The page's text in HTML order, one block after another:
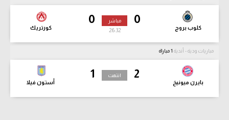
0
كلوب بروج
0
كورتريك
مباشر
26:33
مباريات ودية - أندية
2
بايرن ميونيخ
1
أستون فيلا
انتهت